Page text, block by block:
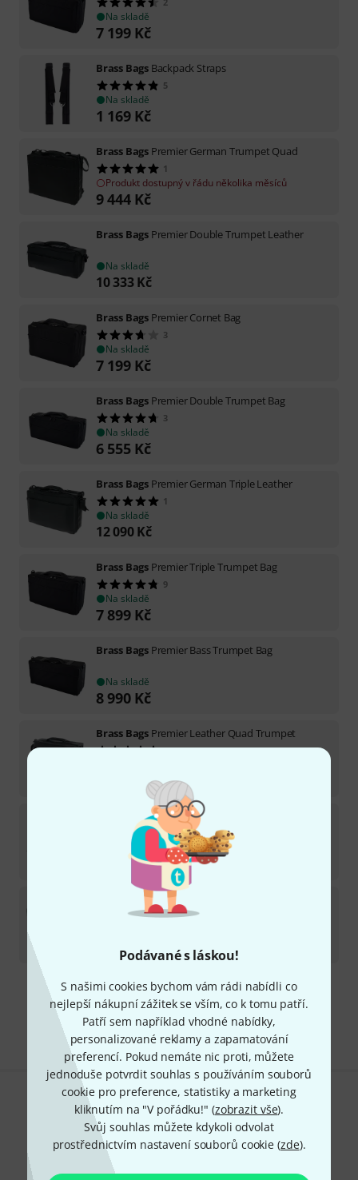
Podávané s láskou!
S našimi cookies bychom vám rádi nabídli co
nejlepší nákupní zážitek se vším, co k tomu patří.
Patří sem například vhodné nabídky,
personalizované reklamy a zapamatování
preferencí. Pokud nemáte nic proti, můžete
jednoduše potvrdit souhlas s používáním souborů
cookie pro preference, statistiky a marketing
kliknutím na "V pořádku!" (zobrazit vše).
Svůj souhlas můžete kdykoli odvolat
prostřednictvím nastavení souborů cookie (zde).
Na skladě
7 199 Kč
Brass Bags Backpack Straps
5
Na skladě
1 169 Kč
Brass Bags Premier German Trumpet Quad
1
Produkt dostupný v řádu několika měsíců
9 444 Kč
Brass Bags Premier Double Trumpet Leather
Na skladě
10 333 Kč
Brass Bags Premier Cornet Bag
3
Na skladě
7 199 Kč
Brass Bags Premier Double Trumpet Bag
3
Na skladě
6 555 Kč
Brass Bags Premier German Triple Leather
1
Na skladě
12 090 Kč
Brass Bags Premier Triple Trumpet Bag
9
Na skladě
7 899 Kč
Brass Bags Premier Bass Trumpet Bag
Na skladě
8 990 Kč
Brass Bags Premier Leather Quad Trumpet
2
Kč
Brass BagsPremier Leather Triple Trumpet
11 990Kč
Brass BagsPremiere German Double Leather
10 990 Kč
Doprava zdarma nad 4 900 Kč
Všechny ceny včetně DPH
Líbí se Vám, co vidíte?
Sdílet Nápověda a zpětná vazba